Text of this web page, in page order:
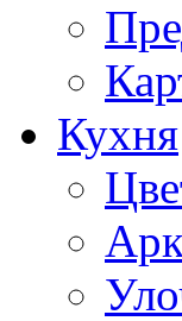
Кухня